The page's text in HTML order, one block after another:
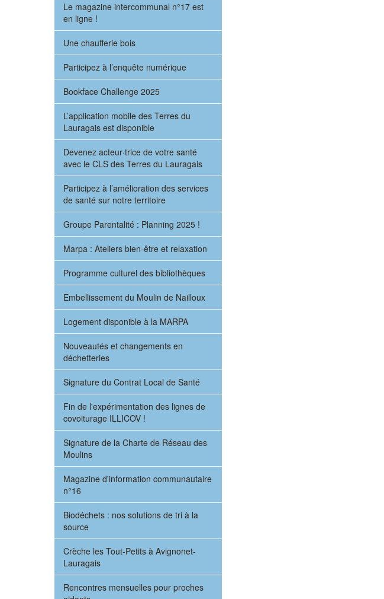
Le magazine intercommunal n°17 est
en ligne !
Une chaufferie bois
Participez à l’enquête numérique
Bookface Challenge 2025
L’application mobile des Terres du
Lauragais est disponible
Devenez acteur·trice de votre santé
avec le CLS des Terres du Lauragais
Participez à l’amélioration des services
de santé sur notre territoire
Groupe Parentalité : Planning 2025 !
Marpa : Ateliers bien-être et relaxation
Programme culturel des bibliothèques
Embellissement du Moulin de Nailloux
Logement disponible à la MARPA
Nouveautés et changements en
déchetteries
Signature du Contrat Local de Santé
Fin de l'expérimentation des lignes de
covoiturage ILLICOV !
Signature de la Charte de Réseau des
Moulins
Magazine d'information communautaire
n°16
Biodéchets : nos solutions de tri à la
source
Crèche les Tout-Petits à Avignonet-
Lauragais
Rencontres mensuelles pour proches